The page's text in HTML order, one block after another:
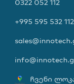
0322 052 112
+995 595 532 112
ჩვენი